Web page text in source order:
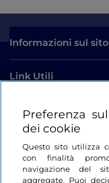
Informazioni sul sito
Link Utili
Login
Restiamo in contatto
Preferenza
dei cookie
Questo sito utilizza
con finalità
navigazione del
aggregate. Puoi